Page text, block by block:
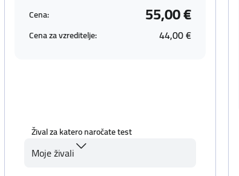
Cena: 55,00 €
Cena za vzreditelje: 44,00 €
Žival za katero naročate test
Moje živali